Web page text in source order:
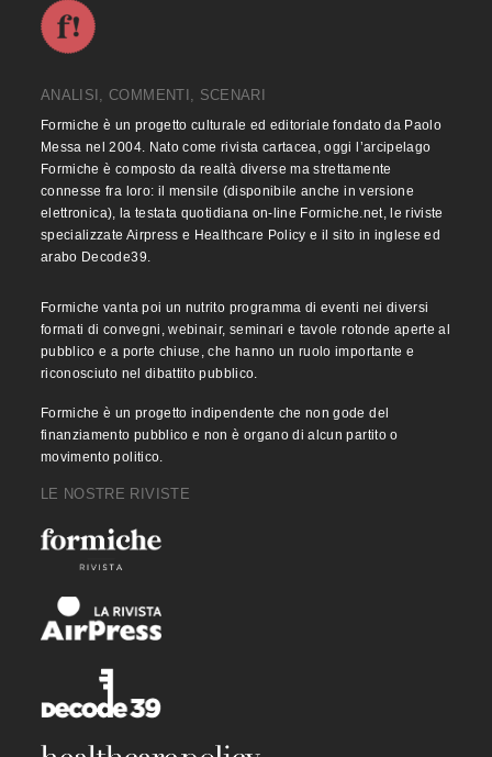
ANALISI, COMMENTI, SCENARI
Formiche è un progetto culturale ed editoriale fondato da Paolo
Messa nel 2004. Nato come rivista cartacea, oggi l’arcipelago
Formiche è composto da realtà diverse ma strettamente
connesse fra loro: il mensile (disponibile anche in versione
elettronica), la testata quotidiana on-line Formiche.net, le riviste
specializzate Airpress e Healthcare Policy e il sito in inglese ed
arabo Decode39.
Formiche vanta poi un nutrito programma di eventi nei diversi
formati di convegni, webinair, seminari e tavole rotonde aperte al
pubblico e a porte chiuse, che hanno un ruolo importante e
riconosciuto nel dibattito pubblico.
Formiche è un progetto indipendente che non gode del
finanziamento pubblico e non è organo di alcun partito o
movimento politico.
LE NOSTRE RIVISTE